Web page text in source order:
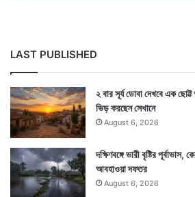
LAST PUBLISHED
২ বার সূর্য ডোবা দেখবে এক
ভিড় করছেন সেখানে
August 6, 2026
দক্ষিণবঙ্গে ভারী বৃষ্টির পূর্বাভাস,
আবহাওয়া দফতর
August 6, 2026